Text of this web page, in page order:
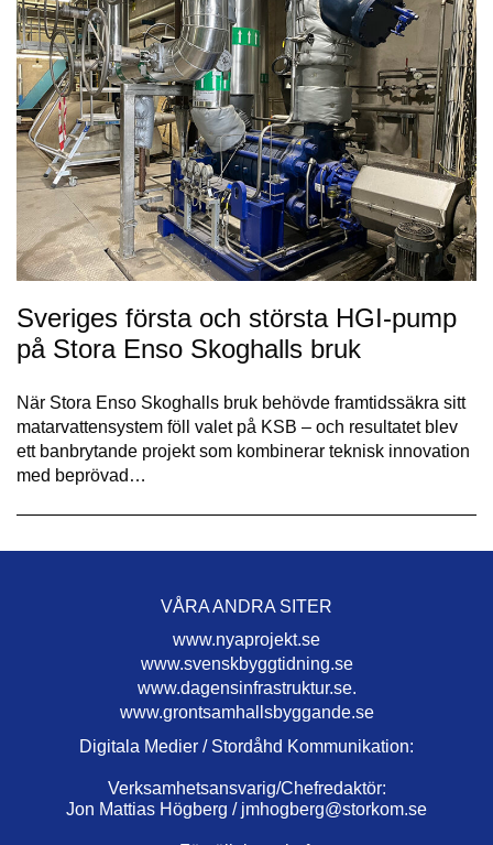
Sveriges första och största HGI-pump
på Stora Enso Skoghalls bruk
När Stora Enso Skoghalls bruk behövde framtidssäkra sitt
matarvattensystem föll valet på KSB – och resultatet blev
ett banbrytande projekt som kombinerar teknisk innovation
med beprövad…
VÅRA ANDRA SITER
www.nyaprojekt.se
www.svenskbyggtidning.se
www.dagensinfrastruktur.se.
www.grontsamhallsbyggande.se
Digitala Medier / Stordåhd Kommunikation:
Verksamhetsansvarig/Chefredaktör:
Jon Mattias Högberg / jmhogberg@storkom.se